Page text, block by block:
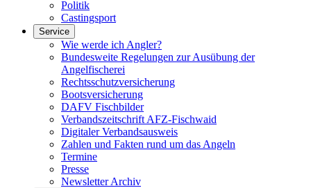
Politik
Castingsport
Service
Wie werde ich Angler?
Bundesweite Regelungen zur Ausübung der
Angelfischerei
Rechtsschutzversicherung
Bootsversicherung
DAFV Fischbilder
Verbandszeitschrift AFZ-Fischwaid
Digitaler Verbandsausweis
Zahlen und Fakten rund um das Angeln
Termine
Presse
Newsletter Archiv